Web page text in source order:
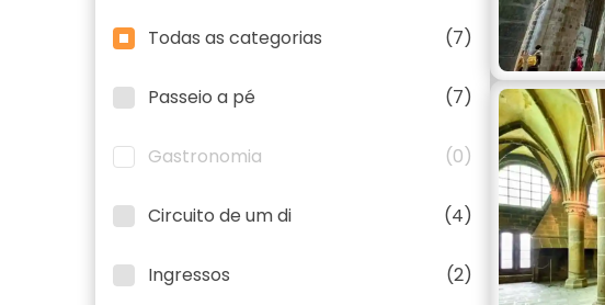
Todas as categorias (7)
Passeio a pé (7)
Gastronomia (0)
Circuito de um di (4)
Ingressos (2)